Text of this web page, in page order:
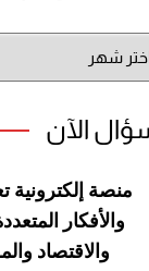
الآن
منصة إلكترونية
والأفكار
والاقتصاد